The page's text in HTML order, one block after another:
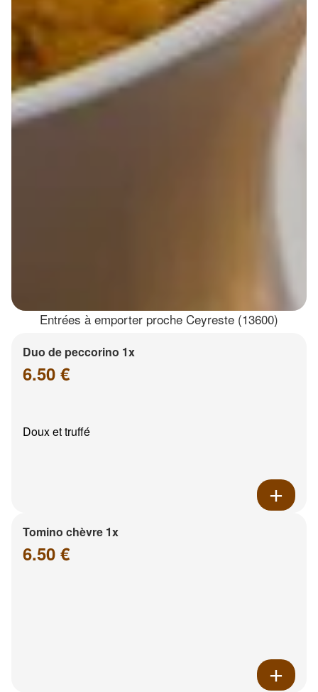
Entrées à emporter proche Ceyreste (13600)
Duo de peccorino 1x
6.50 €
Doux et truffé
Tomino chèvre 1x
6.50 €